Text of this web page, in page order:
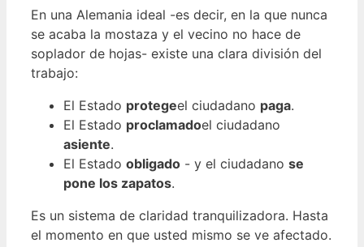
En una Alemania ideal -es decir, en la que nunca
se acaba la mostaza y el vecino no hace de
soplador de hojas- existe una clara división del
trabajo:
El Estado protegeel ciudadano paga.
El Estado proclamadoel ciudadano
asiente.
El Estado obligado - y el ciudadano se
pone los zapatos.
Es un sistema de claridad tranquilizadora. Hasta
el momento en que usted mismo se ve afectado.